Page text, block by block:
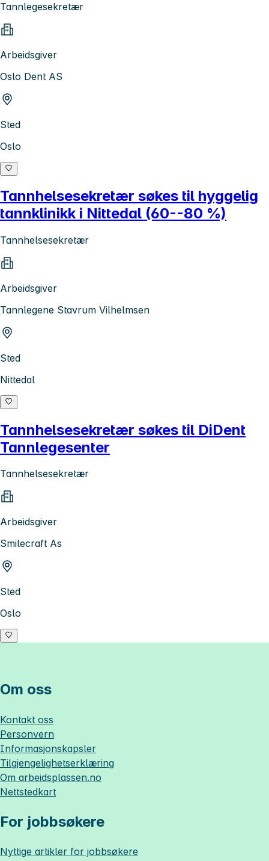
Tannlegesekretær
Arbeidsgiver
Oslo Dent AS
Sted
Oslo
Tannhelsesekretær søkes til hyggelig
tannklinikk i Nittedal (60--80 %)
Tannhelsesekretær
Arbeidsgiver
Tannlegene Stavrum Vilhelmsen
Sted
Nittedal
Tannhelsesekretær søkes til DiDent
Tannlegesenter
Tannhelsesekretær
Arbeidsgiver
Smilecraft As
Sted
Oslo
Om oss
Kontakt oss
Personvern
Informasjonskapsler
Tilgjengelighetserklæring
Om arbeidsplassen.no
Nettstedkart
For jobbsøkere
Nyttige artikler for jobbsøkere